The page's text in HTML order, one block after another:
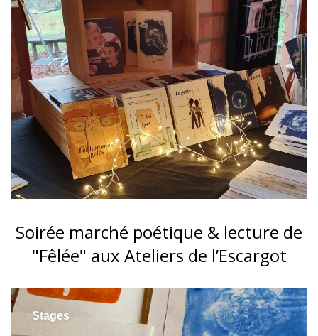
Soirée marché poétique & lecture de
"Fêlée" aux Ateliers de l’Escargot
Stages